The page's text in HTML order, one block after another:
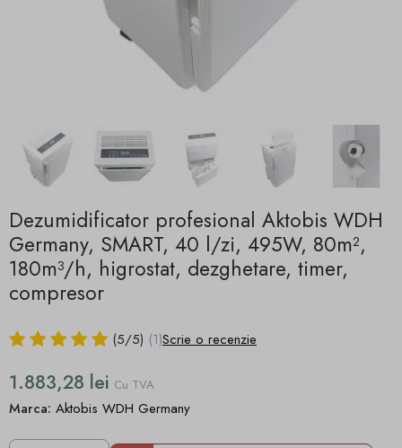
Dezumidificator profesional Aktobis WDH
Germany, SMART, 40 l/zi, 495W, 80m²,
180m³/h, higrostat, dezghetare, timer,
compresor
(5/5) (1)Scrie o recenzie
1.883,28 lei Cu TVA
Marca: Aktobis WDH Germany